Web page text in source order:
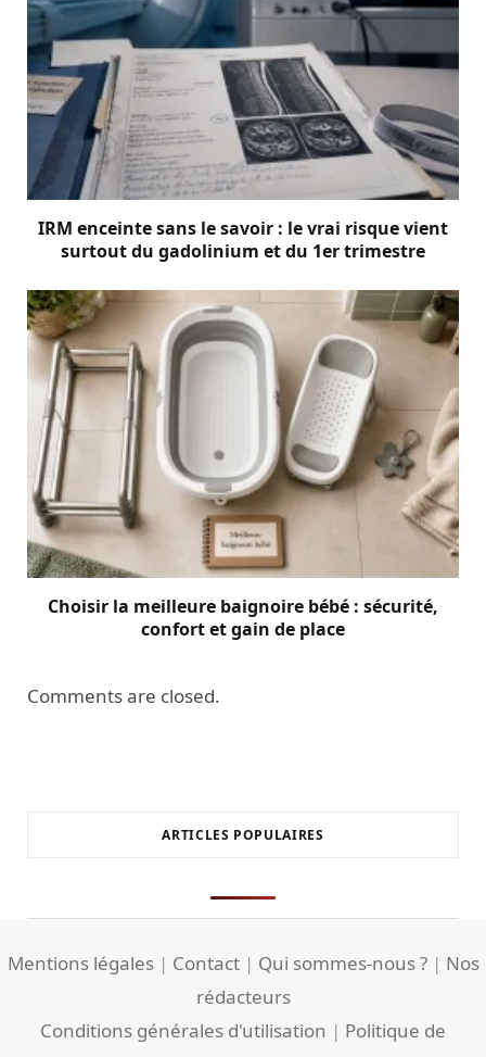
IRM enceinte sans le savoir : le vrai risque vient
surtout du gadolinium et du 1er trimestre
Choisir la meilleure baignoire bébé : sécurité,
confort et gain de place
Comments are closed.
ARTICLES POPULAIRES
Mentions légales| Contact| Qui sommes-nous ?| Nos
rédacteurs
Conditions générales d'utilisation | Politique de